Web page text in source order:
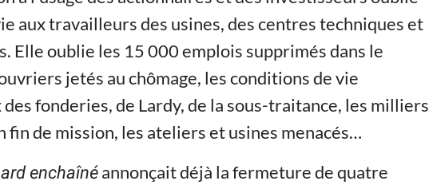
aux travailleurs des usines, des centres techniques et
Elle oublie les 15 000 emplois supprimés dans le
jetés au chômage, les conditions de vie
des fonderies, de Lardy, de la sous-traitance, les milliers
fin de mission, les ateliers et usines menacés…
enchaîné annonçait déjà la fermeture de quatre